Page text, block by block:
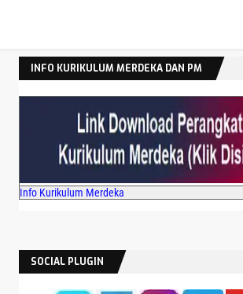
INFO KURIKULUM MERDEKA DAN PM
Info Kurikulum Merdeka
SOCIAL PLUGIN